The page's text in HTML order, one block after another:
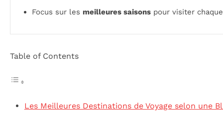
Focus sur les meilleures saisons pour visiter
Table of Contents
Les Meilleures Destinations de Voyage selon une